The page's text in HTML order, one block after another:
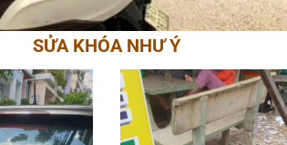
SỬA KHÓA NHƯ Ý